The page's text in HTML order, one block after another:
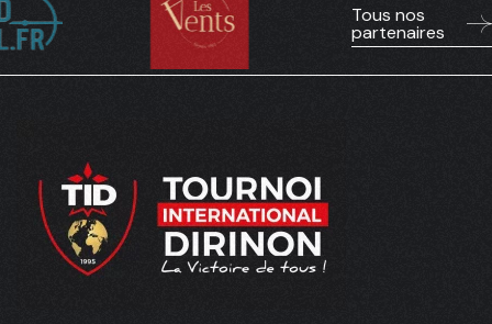
Tous nos
partenaires